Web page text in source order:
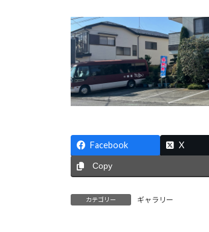
Facebook X
Copy
カテゴリー ギャラリー